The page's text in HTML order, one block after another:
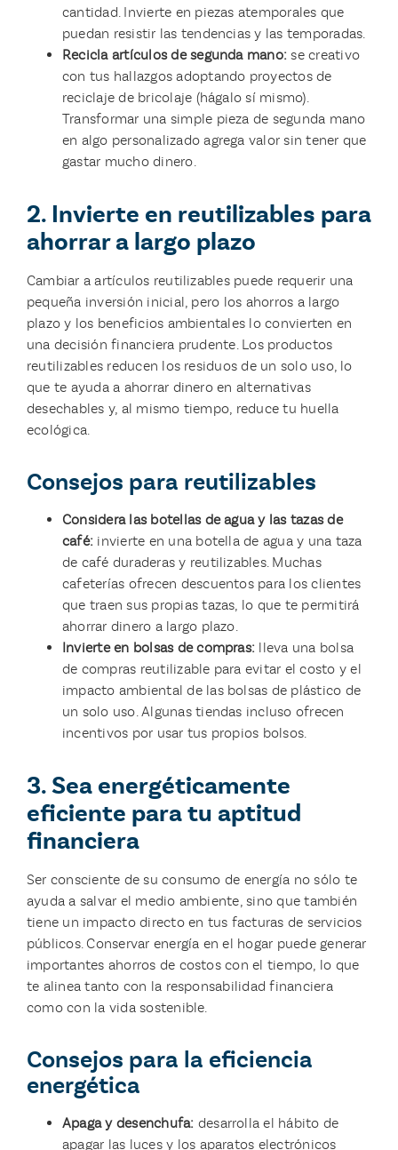
cantidad. Invierte en piezas atemporales que
puedan resistir las tendencias y las temporadas.
Recicla artículos de segunda mano: se creativo
con tus hallazgos adoptando proyectos de
reciclaje de bricolaje (hágalo sí mismo).
Transformar una simple pieza de segunda mano
en algo personalizado agrega valor sin tener que
gastar mucho dinero.
2. Invierte en reutilizables para
ahorrar a largo plazo
Cambiar a artículos reutilizables puede requerir una
pequeña inversión inicial, pero los ahorros a largo
plazo y los beneficios ambientales lo convierten en
una decisión financiera prudente. Los productos
reutilizables reducen los residuos de un solo uso, lo
que te ayuda a ahorrar dinero en alternativas
desechables y, al mismo tiempo, reduce tu huella
ecológica.
Consejos para reutilizables
Considera las botellas de agua y las tazas de
café: invierte en una botella de agua y una taza
de café duraderas y reutilizables. Muchas
cafeterías ofrecen descuentos para los clientes
que traen sus propias tazas, lo que te permitirá
ahorrar dinero a largo plazo.
Invierte en bolsas de compras: lleva una bolsa
de compras reutilizable para evitar el costo y el
impacto ambiental de las bolsas de plástico de
un solo uso. Algunas tiendas incluso ofrecen
incentivos por usar tus propios bolsos.
3. Sea energéticamente
eficiente para tu aptitud
financiera
Ser consciente de su consumo de energía no sólo te
ayuda a salvar el medio ambiente, sino que también
tiene un impacto directo en tus facturas de servicios
públicos. Conservar energía en el hogar puede generar
importantes ahorros de costos con el tiempo, lo que
te alinea tanto con la responsabilidad financiera
como con la vida sostenible.
Consejos para la eficiencia
energética
Apaga y desenchufa: desarrolla el hábito de
apagar las luces y los aparatos electrónicos